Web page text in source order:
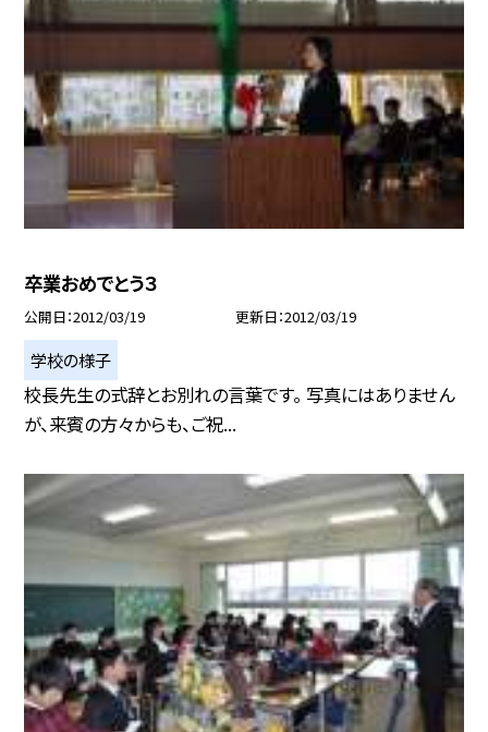
卒業おめでとう３
公開日 2012/03/19 更新日 2012/03/19
学校の様子
校長先生の式辞とお別れの言葉です。 写真にはありません
が、来賓の方々からも、ご祝...